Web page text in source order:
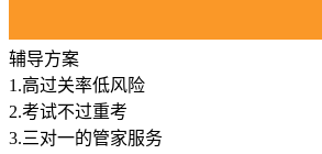
辅导方案
1.高过关率低风险
2.考试不过重考
3.三对一的管家服务